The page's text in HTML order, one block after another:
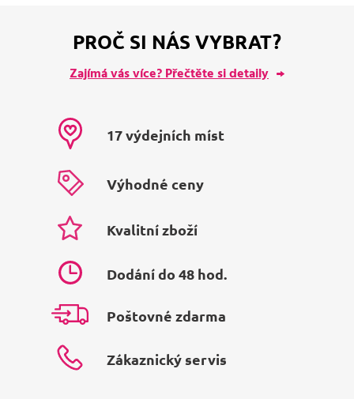
PROČ SI NÁS VYBRAT?
Zajímá vás více? Přečtěte si detaily
17 výdejních míst
Výhodné ceny
Kvalitní zboží
Dodání do 48 hod.
Poštovné zdarma
Zákaznický servis